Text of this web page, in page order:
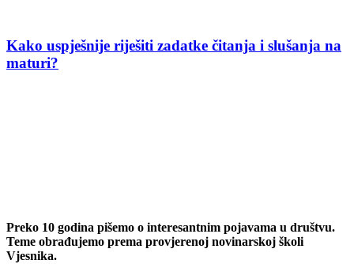
Kako uspješnije riješiti zadatke čitanja i slušanja na
maturi?
Preko 10 godina pišemo o interesantnim pojavama u društvu.
Teme obrađujemo prema provjerenoj novinarskoj školi
Vjesnika.